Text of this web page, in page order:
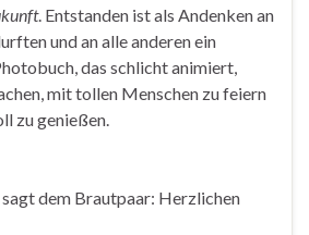
. Entstanden ist als Andenken an
und an alle anderen ein
das schlicht animiert,
mit tollen Menschen zu feiern
zu genießen.
dem Brautpaar: Herzlichen